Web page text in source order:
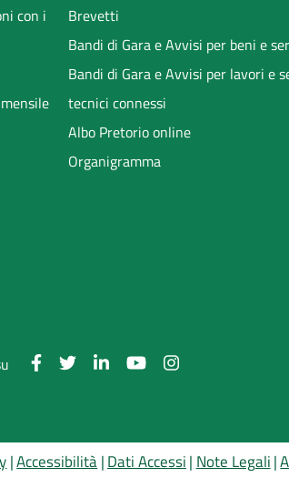
con i
Brevetti
Bandi di Gara e Avvisi per beni e
Bandi di Gara e Avvisi per lavori e
tecnici connessi
Albo Pretorio online
Organigramma
Accessibilità Dati Accessi Note Legali